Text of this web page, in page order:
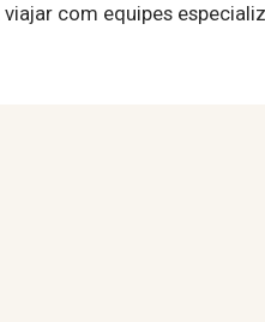
com equipes